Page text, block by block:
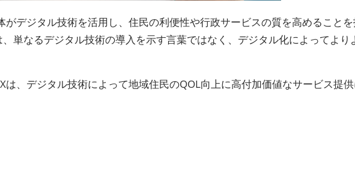
がデジタル技術を活用し、住民の利便性や行政サービスの質を高めること
単なるデジタル技術の導入を示す言葉ではなく、デジタル化によってより
は、デジタル技術によって地域住民のQOL向上に高付加価値なサービス提